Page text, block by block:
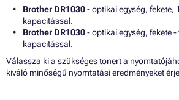
Brother DR1030- optikai egység, fekete,
kapacitással.
Brother DR1030- optikai egység, fekete
kapacitással.
Válassza ki a szükséges tonert a
kiváló minőségű nyomtatási eredményeket